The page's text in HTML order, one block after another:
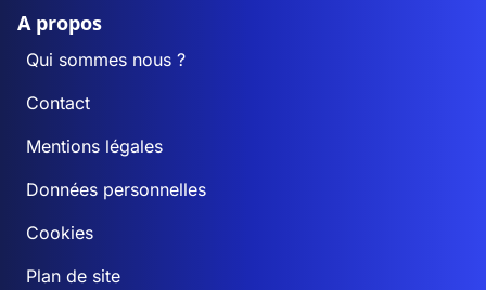
A propos
Qui sommes nous ?
Contact
Mentions légales
Données personnelles
Cookies
Plan de site